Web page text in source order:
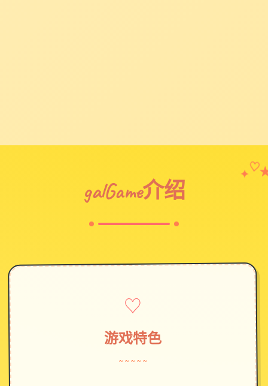
galGame介绍
✦ ♡
♡
游戏特色
~~~~~